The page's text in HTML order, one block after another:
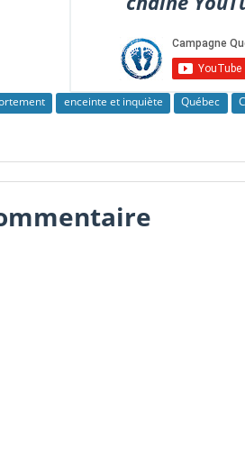
enceinte et inquiète Québec